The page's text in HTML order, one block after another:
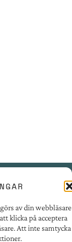
av din webbläsare
klicka på acceptera
Att inte samtycka